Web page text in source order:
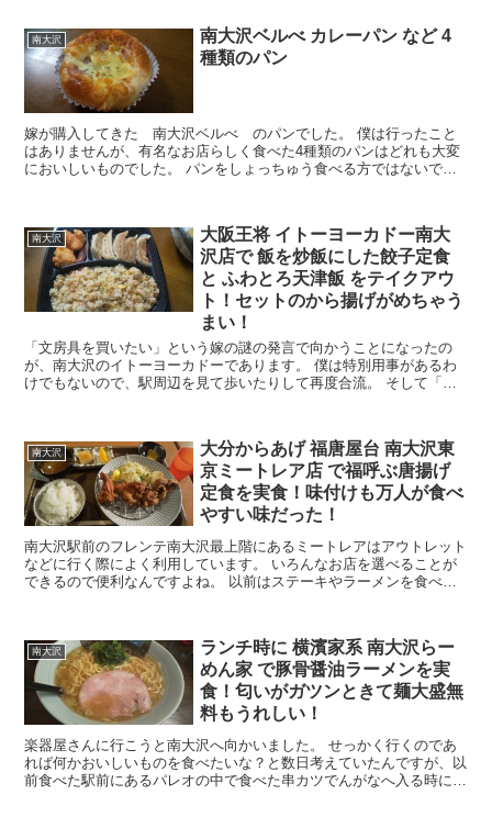
南大沢
南大沢ベルべ カレーパン など 4
種類のパン
嫁が購入してきた 南大沢ベルべ のパンでした。 僕は行ったこと
はありませんが、有名なお店らしく食べた4種類のパンはどれも大変
においしいものでした。 パンをしょっちゅう食べる方ではないで
南大沢
大阪王将 イトーヨーカドー南大
沢店で 飯を炒飯にした餃子定食
と ふわとろ天津飯 をテイクアウ
ト！セットのから揚げがめちゃう
まい！
「文房具を買いたい」という嫁の謎の発言で向かうことになったの
が、南大沢のイトーヨーカドーであります。 僕は特別用事があるわ
けでもないので、駅周辺を見て歩いたりして再度合流。 そして「飯
南大沢
大分からあげ 福唐屋台 南大沢東
京ミートレア店 で福呼ぶ唐揚げ
定食を実食！味付けも万人が食べ
やすい味だった！
南大沢駅前のフレンテ南大沢最上階にあるミートレアはアウトレット
などに行く際によく利用しています。 いろんなお店を選べることが
できるので便利なんですよね。 以前はステーキやラーメンを食べま
南大沢
ランチ時に 横濱家系 南大沢らー
めん家 で豚骨醤油ラーメンを実
食！匂いがガツンときて麺大盛無
料もうれしい！
楽器屋さんに行こうと南大沢へ向かいました。 せっかく行くのであ
れば何かおいしいものを食べたいな？と数日考えていたんですが、以
前食べた駅前にあるパレオの中で食べた串カツでんがなへ入る時に